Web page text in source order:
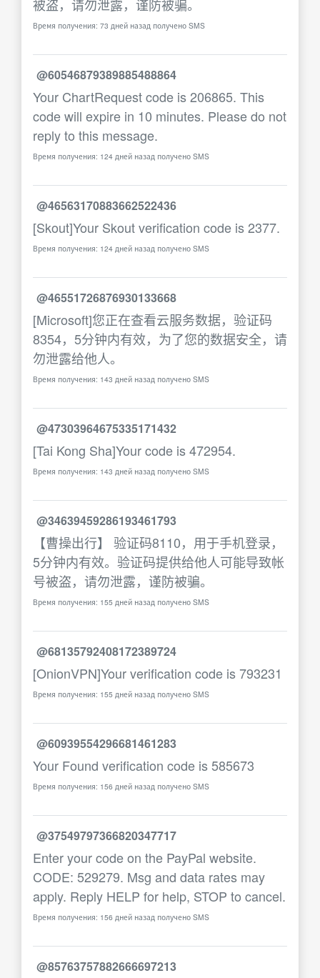
被盗，请勿泄露，谨防被骗。
Время получения: 73 дней назад получено SMS
@60546879389885488864
Your ChartRequest code is 206865. This
code will expire in 10 minutes. Please do not
reply to this message.
Время получения: 124 дней назад получено SMS
@46563170883662522436
[Skout]Your Skout verification code is 2377.
Время получения: 124 дней назад получено SMS
@46551726876930133668
[Microsoft]您正在查看云服务数据，验证码
8354，5分钟内有效，为了您的数据安全，请
勿泄露给他人。
Время получения: 143 дней назад получено SMS
@47303964675335171432
[Tai Kong Sha]Your code is 472954.
Время получения: 143 дней назад получено SMS
@34639459286193461793
【曹操出行】 验证码8110，用于手机登录，
5分钟内有效。验证码提供给他人可能导致帐
号被盗，请勿泄露，谨防被骗。
Время получения: 155 дней назад получено SMS
@68135792408172389724
[OnionVPN]Your verification code is 793231
Время получения: 155 дней назад получено SMS
@60939554296681461283
Your Found verification code is 585673
Время получения: 156 дней назад получено SMS
@37549797366820347717
Enter your code on the PayPal website.
CODE: 529279. Msg and data rates may
apply. Reply HELP for help, STOP to cancel.
Время получения: 156 дней назад получено SMS
@85763757882666697213